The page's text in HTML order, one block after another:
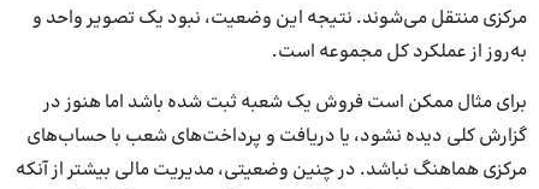
مرکزی منتقل می‌شوند. نتیجه این وضعیت، نبود یک تصویر واحد و
به‌روز از عملکرد کل مجموعه است.
برای مثال ممکن است فروش یک شعبه ثبت شده باشد اما هنوز در
گزارش کلی دیده نشود، یا دریافت و پرداخت‌های شعب با حساب‌های
مرکزی هماهنگ نباشد. در چنین وضعیتی، مدیریت مالی بیشتر از آنکه